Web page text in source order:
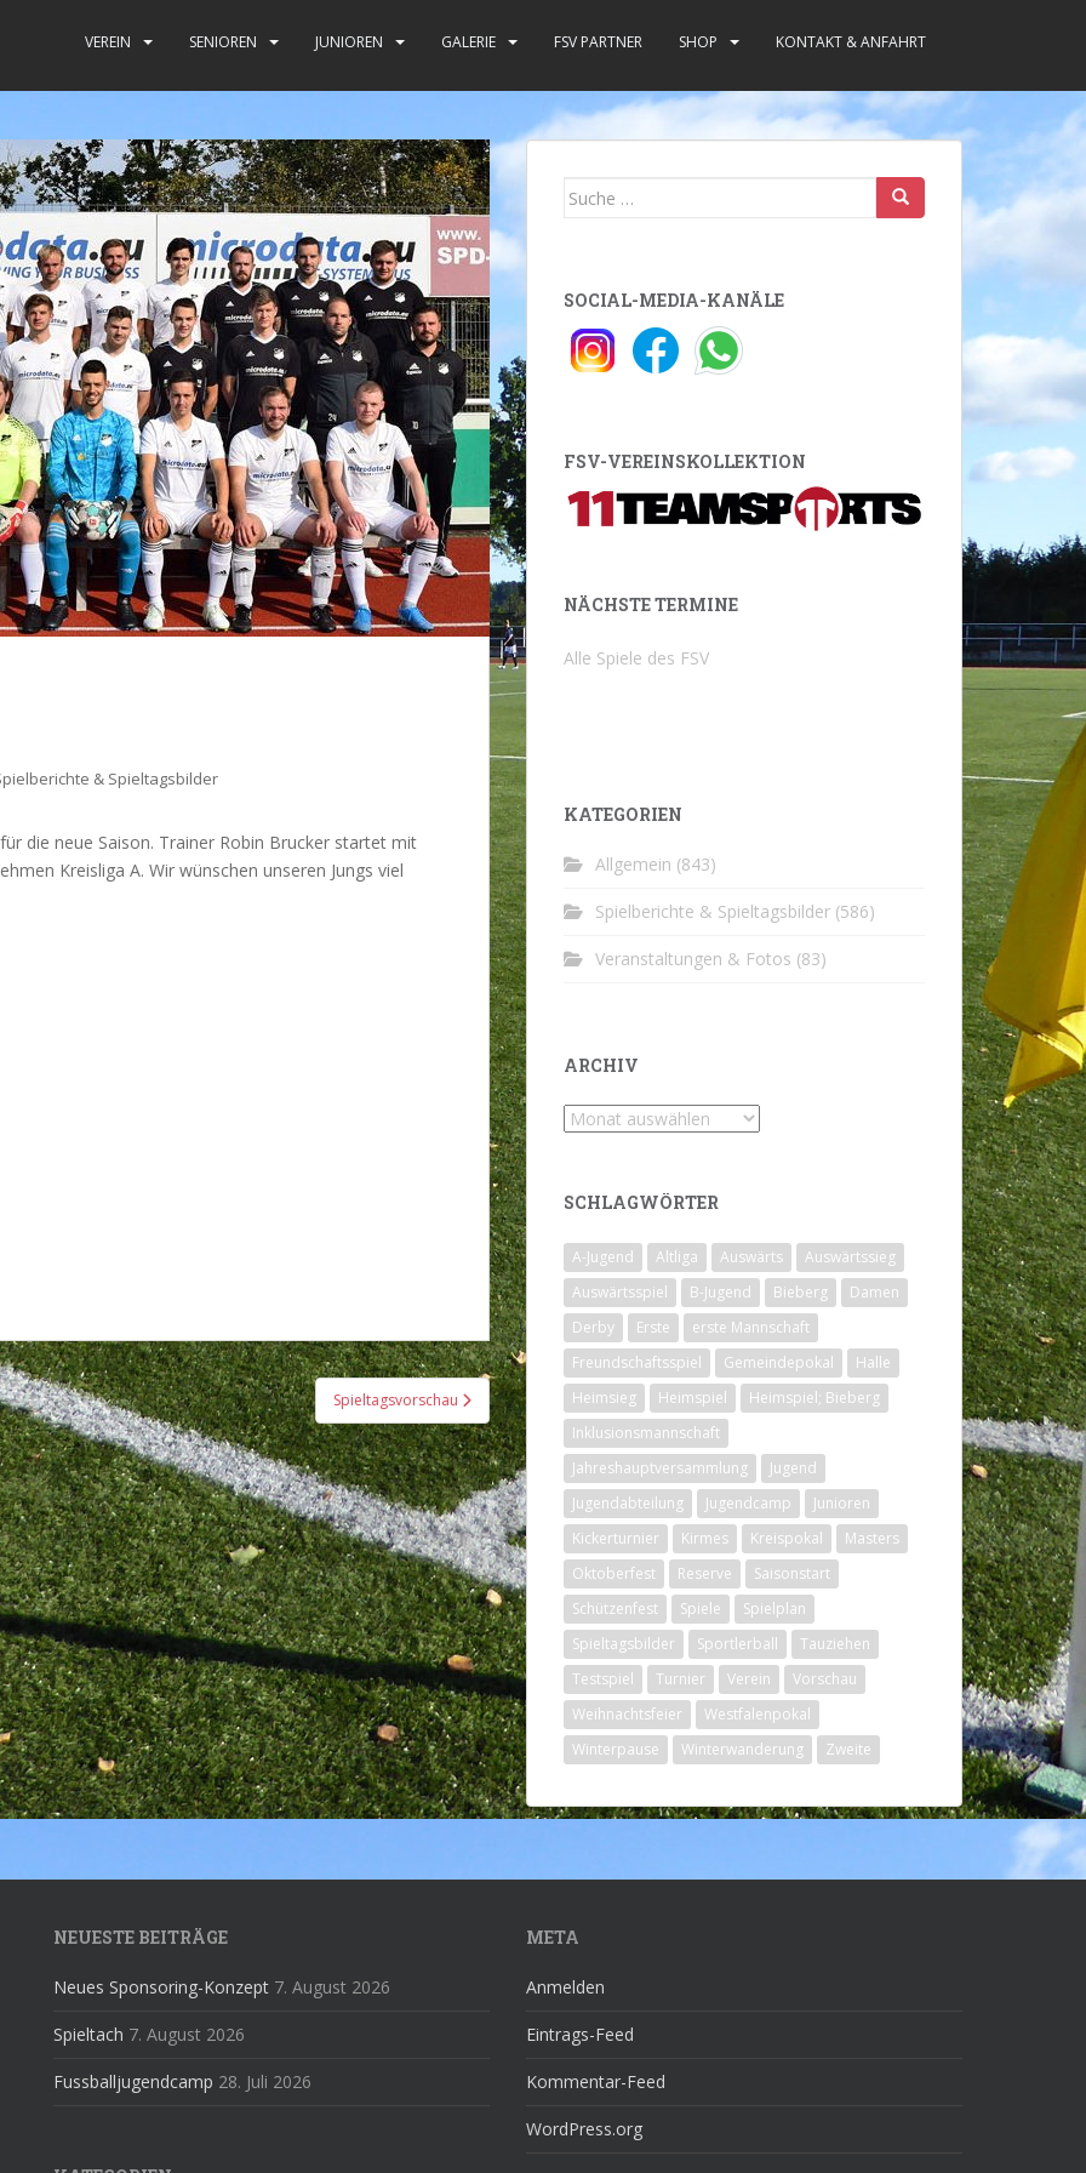
VEREIN SENIOREN JUNIOREN GALERIE FSV PARTNER SHOP KONTAKT & ANFAHRT
& Spieltagsbilder
die neue Saison. Trainer Robin Brucker startet mit
Kreisliga A. Wir wünschen unseren Jungs viel
Spieltagsvorschau
Suche
SOCIAL-MEDIA-KANÄLE
FSV-VEREINSKOLLEKTION
NÄCHSTE TERMINE
Alle Spiele des FSV
KATEGORIEN
Allgemein (843)
Spielberichte & Spieltagsbilder (586)
Veranstaltungen & Fotos (83)
ARCHIV
Archiv
SCHLAGWÖRTER
A-Jugend Altliga Auswärts
Auswärtssieg
Auswärtsspiel
B-Jugend Bieberg
Damen
Derby
Erste
erste Mannschaft
Freundschaftsspiel
Gemeindepokal
Halle
Heimsieg
Heimspiel
Heimspiel; Bieberg
Inklusionsmannschaft
Jahreshauptversammlung
Jugend
Jugendabteilung
Jugendcamp
Junioren
Kickerturnier
Kirmes Kreispokal
Masters
Oktoberfest
Reserve
Saisonstart
Schützenfest
Spiele
Spielplan
Spieltagsbilder
Sportlerball
Tauziehen
Testspiel
Turnier Verein
Vorschau
Weihnachtsfeier
Westfalenpokal
Winterpause
Winterwanderung Zweite
NEUESTE BEITRÄGE
Neues Sponsoring-Konzept 7. August 2026
Spieltach 7. August 2026
Fussballjugendcamp 28. Juli 2026
META
Anmelden
Eintrags-Feed
Kommentar-Feed
WordPress.org